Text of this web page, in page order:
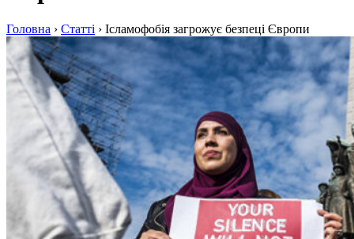
Головна › Статті › Ісламофобія загрожує безпеці Європи